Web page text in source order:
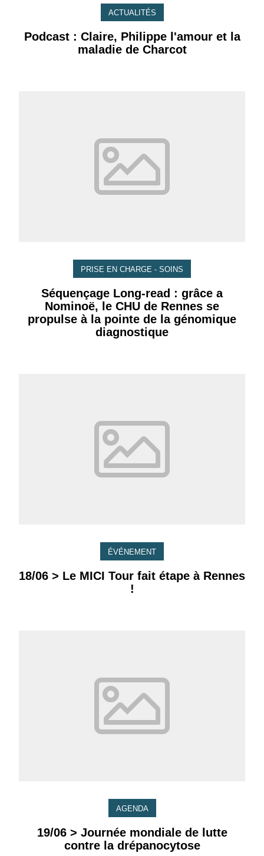
ACTUALITÉS
Podcast : Claire, Philippe l'amour et la
maladie de Charcot
PRISE EN CHARGE - SOINS
Séquençage Long-read : grâce a
Nominoë, le CHU de Rennes se
propulse à la pointe de la génomique
diagnostique
ÉVÉNEMENT
18/06 > Le MICI Tour fait étape à Rennes
!
AGENDA
19/06 > Journée mondiale de lutte
contre la drépanocytose